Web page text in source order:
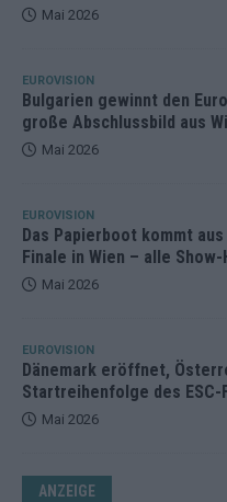
Mai 2026
EUROVISION
Bulgarien gewinnt den
große Abschlussbild aus
Mai 2026
EUROVISION
Das Papierboot kommt
Finale in Wien – alle
Mai 2026
EUROVISION
Dänemark eröffnet,
Startreihenfolge des ESC-
Mai 2026
ANZEIGE